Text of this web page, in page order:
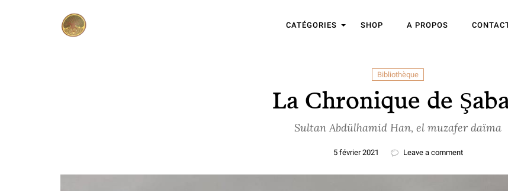
CATÉGORIES SHOP A PROPOS
Bibliothèque
La Chronique de
Sultan Abdülhamid Han, el muzafer daïma
5 février 2021 Leave a comment